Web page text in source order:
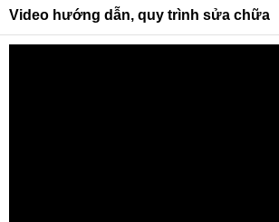
Video hướng dẫn, quy trình sửa chữa